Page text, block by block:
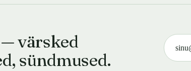
värsked
sündmused.